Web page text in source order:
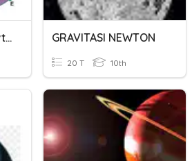
Gaya Gravitasi Newton Dan Hukum Kepler GRAVITASI NEWTON
20 T 10th